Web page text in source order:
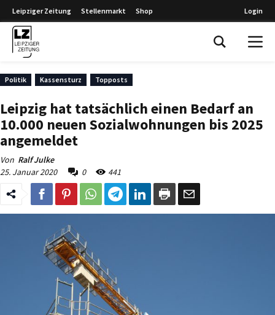
Leipziger Zeitung Stellenmarkt Shop Login
Politik Kassensturz Topposts
Leipzig hat tatsächlich einen Bedarf an
10.000 neuen Sozialwohnungen bis 2025
angemeldet
Von Ralf Julke
25. Januar 2020
0 441